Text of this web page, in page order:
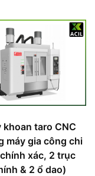
khoan taro CNC
máy gia công chi
xác, 2 trục
& 2 ổ dao)